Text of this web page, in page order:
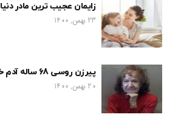
زایمان عجیب ترین مادر دنیا
23 بهمن, 1400
پیرزن روسی 68 ساله آدم خوار
20 بهمن, 1400